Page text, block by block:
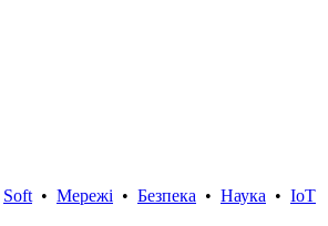
Soft • Мережі • Безпека • Наука • IoT